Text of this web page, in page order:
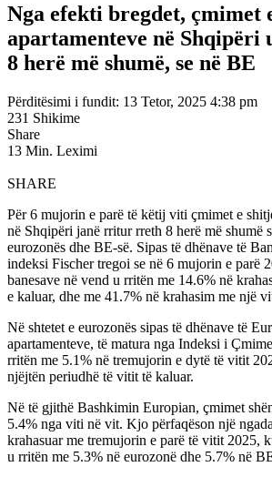
Nga efekti bregdet, çmimet
apartamenteve në Shqipëri
8 herë më shumë, se në BE
Përditësimi i fundit: 13 Tetor, 2025 4:38 pm
231 Shikime
Share
13 Min. Leximi
SHARE
Për 6 mujorin e parë të këtij viti çmimet e
në Shqipëri janë rritur rreth 8 herë më shumë
eurozonës dhe BE-së. Sipas të dhënave të
indeksi Fischer tregoi se në 6 mujorin e parë
banesave në vend u rritën me 14.6% në
e kaluar, dhe me 41.7% në krahasim me një
Në shtetet e eurozonës sipas të dhënave të
apartamenteve, të matura nga Indeksi i
rritën me 5.1% në tremujorin e dytë të vitit
njëjtën periudhë të vitit të kaluar.
Në të gjithë Bashkimin Europian, çmimet
5.4% nga viti në vit. Kjo përfaqëson një
krahasuar me tremujorin e parë të vitit 2025,
u rritën me 5.3% në eurozonë dhe 5.7% në